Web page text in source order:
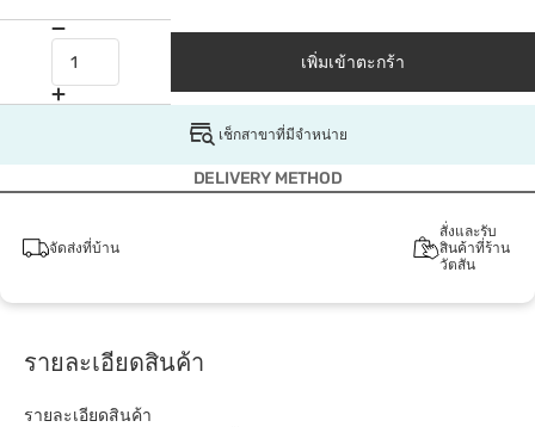
เพิ่มเข้าตะกร้า
เช็กสาขาที่มีจำหน่าย
DELIVERY METHOD
จัดส่งที่บ้าน
สั่งและรับ
สินค้าที่ร้าน
วัตสัน
รายละเอียดสินค้า
รายละเอียดสินค้า